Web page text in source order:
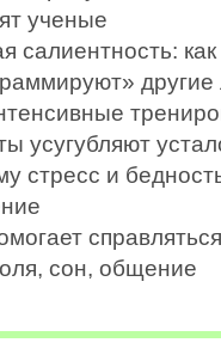
ученые
салиентность:
усугубляют
стресс и
сон, общение